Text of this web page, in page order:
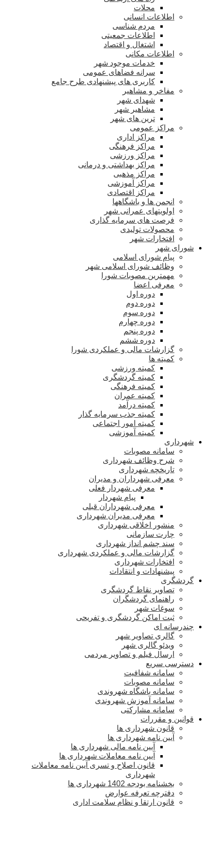
محلات
اطلاعات انسانی
مردم شناسی
اطلاعات جمعیتی
اشتغال و اقتصاد
اطلاعات مکانی
خدمات موجود شهر
سرانه فضاهای عمومی
کاربری های پیشنهادی طرح جامع
مفاخر و مشاهیر
شهدای شهر
مشاهیر شهر
ترین های شهر
مراکز عمومی
مراکز اداری
مراکز فرهنگی
مراکز ورزشی
مراکز بهداشتی و درمانی
مراکز مذهبی
مراکز آموزشی
مراکز اقتصادی
انجمن ها و باشگاهها
اولویتهای عمرانی شهر
فرصت های سرمایه گذاری
محصولات تولیدی
افتخارات شهر
شورای شهر
پیام شورای اسلامی
وظائف شورای اسلامی شهر
مهمترین مصوبات شورا
معرفی اعضا
دوره اول
دوره دوم
دوره سوم
دوره چهارم
دوره پنجم
دوره ششم
گزارشات مالی و عملکردی شورا
کمیته ها
کمیته ورزشی
کمیته گردشگری
کمیته فرهنگی
کمیته عمران
کمیته درآمد
کمیته جذب سرمایه گذار
کمیته امور اجتماعی
کمیته آموزشی
شهرداری
سامانه مصوبات
شرح وظائف شهرداری
تاریخچه شهرداری
معرفی شهرداران و مدیران
معرفی شهردار فعلی
پیام شهردار
معرفی شهرداران قبلی
معرفی مدیران شهرداری
منشور اخلاقی شهرداری
چارت سازمانی
سند چشم انداز شهرداری
گزارشات مالی و عملکردی شهرداری
افتخارات شهرداری
پیشنهادات و انتقادات
گردشگری
تصاویر نقاط گردشگری
راهنمای گردشگران
سوغات شهر
ثبت اماکن گردشگری و تفریحی
چندرسانه ای
گالری تصاویر شهر
ویدئو گالری شهر
ارسال فیلم و تصاویر مردمی
دسترسی سریع
سامانه شفافیت
سامانه مصوبات
سامانه باشگاه شهروندی
سامانه آموزش شهروندی
سامانه مشارکتی
قوانین و مقررات
قانون شهرداری ها
آیین نامه شهرداری ها
آیین نامه مالی شهرداری ها
آیین نامه معاملات شهرداری ها
قانون اصلاح و تسری آیین نامه معاملات
شهرداری
بخشنامه بودجه 1402 شهرداری ها
دفترچه تعرفه عوارض
قانون ارتقا و نظام سلامت اداری